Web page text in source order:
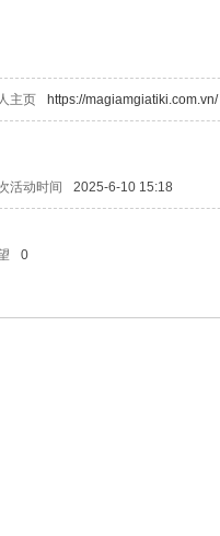
主页 https://magiamgiatiki.com.vn/
活动时间 2025-6-10 15:18
0